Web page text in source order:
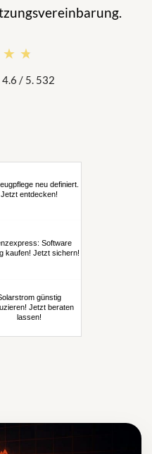
/ 5. 532
neu definiert.
Jetzt entdecken!
Software
kaufen! Jetzt sichern!
günstig
Jetzt beraten
lassen!